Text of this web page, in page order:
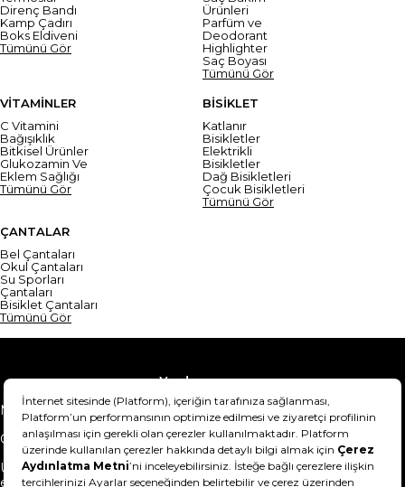
Direnç Bandı
Kamp Çadırı
Boks Eldiveni
Tümünü Gör
Ürünleri
Parfüm ve
Deodorant
Highlighter
Saç Boyası
Tümünü Gör
VİTAMİNLER
C Vitamini
Bağışıklık
Bitkisel Ürünler
Glukozamin Ve
Eklem Sağlığı
Tümünü Gör
BİSİKLET
Katlanır
Bisikletler
Elektrikli
Bisikletler
Dağ Bisikletleri
Çocuk Bisikletleri
Tümünü Gör
ÇANTALAR
Bel Çantaları
Okul Çantaları
Su Sporları
Çantaları
Bisiklet Çantaları
Tümünü Gör
Yardım
Mesafeli Satış Sözleşmesi
Teslimat Bilgisi
Gizlilik Sözleşmesi
Şartlar & Koşullar
Ürünümü nasıl iade
edebilirim?
Hakkımızda